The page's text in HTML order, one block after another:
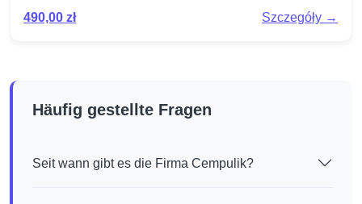
490,00 zł Szczegóły →
Häufig gestellte Fragen
Seit wann gibt es die Firma Cempulik?